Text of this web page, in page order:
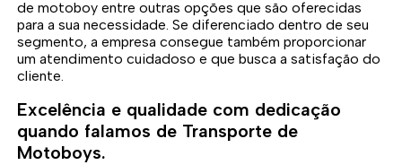
de motoboy entre outras opções que são oferecidas
para a sua necessidade. Se diferenciado dentro de seu
segmento, a empresa consegue também proporcionar
um atendimento cuidadoso e que busca a satisfação do
cliente.
Excelência e qualidade com dedicação
quando falamos de Transporte de
Motoboys.